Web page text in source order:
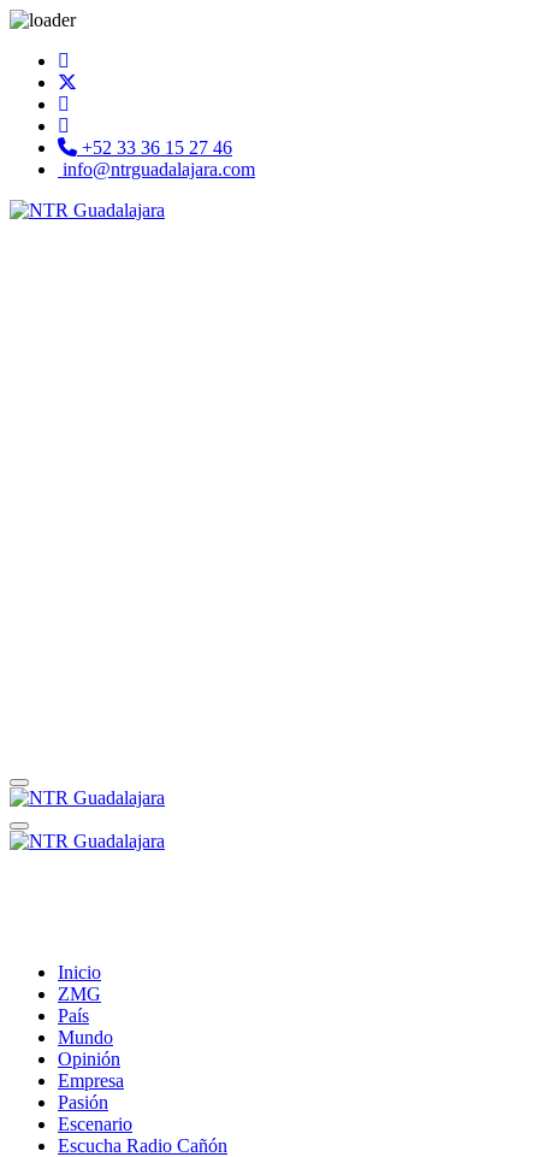
+52 33 36 15 27 46
info@ntrguadalajara.com
Inicio
ZMG
País
Mundo
Opinión
Empresa
Pasión
Escenario
Escucha Radio Cañón